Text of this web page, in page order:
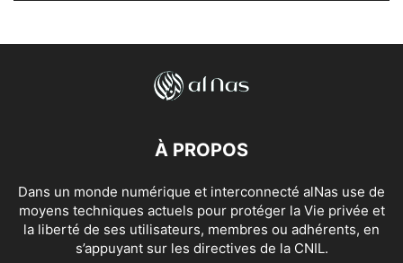
À PROPOS
Dans un monde numérique et interconnecté alNas use de
moyens techniques actuels pour protéger la Vie privée et
la liberté de ses utilisateurs, membres ou adhérents, en
s’appuyant sur les directives de la CNIL.